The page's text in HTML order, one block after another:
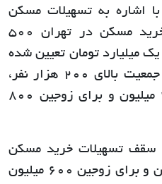
اشاره به تسهیلات مسکن
گفت: سقف وام انفرادی خرید مسکن در تهران 500
میلیارد تومان تعیین شده
است. در شهرهای بزرگ با جمعیت بالای 200 هزار نفر،
این رقم برای مجردها 400 میلیون و برای زوجین 800
سقف تسهیلات خرید مسکن
برای افراد مجرد 300 میلیون و برای زوجین 600 میلیون